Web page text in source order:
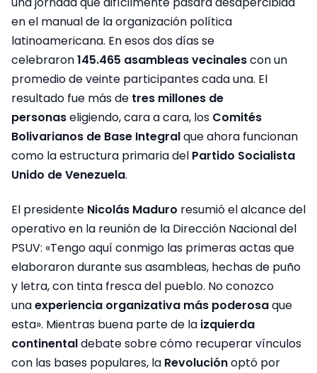
en el manual de la organización política
latinoamericana. En esos dos días se
celebraron145.465 asambleas vecinalescon un
promedio de veinte participantes cada una. El
resultado fue más de tres millones de
personaseligiendo, cara a cara, los Comités
Bolivarianos de Base Integralque ahora funcionan
como la estructura primaria del Partido Socialista
Unido de Venezuela.
El presidente Nicolás Maduro resumió el alcance del
operativo en la reunión de la Dirección Nacional del
PSUV: «Tengo aquí conmigo las primeras actas que
elaboraron durante sus asambleas, hechas de puño
y letra, con tinta fresca del pueblo. No conozco
unaexperiencia organizativa más poderosaque
esta». Mientras buena parte de la izquierda
continentaldebate sobre cómo recuperar vínculos
con las bases populares, la Revoluciónoptó por